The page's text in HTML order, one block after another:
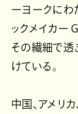
ーヨークにわ
ックメイカー
その繊細で透
けている。
中国、アメリ